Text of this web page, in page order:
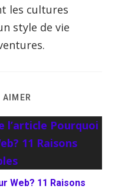
les cultures
style de vie
Web? 11 Raisons